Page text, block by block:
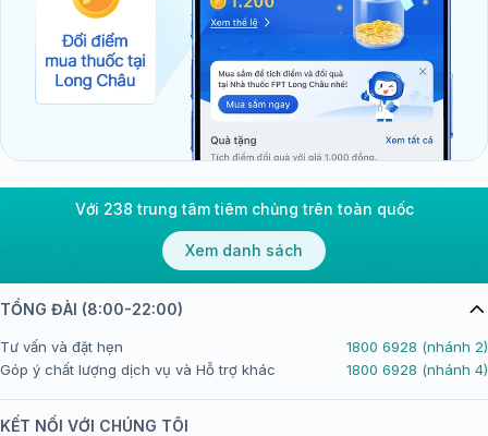
Với 238 trung tâm tiêm chủng trên toàn quốc
Xem danh sách
TỔNG ĐÀI (8:00-22:00)
Tư vấn và đặt hẹn
1800 6928 (nhánh 2)
Góp ý chất lượng dịch vụ và Hỗ trợ khác
1800 6928 (nhánh 4)
KẾT NỐI VỚI CHÚNG TÔI